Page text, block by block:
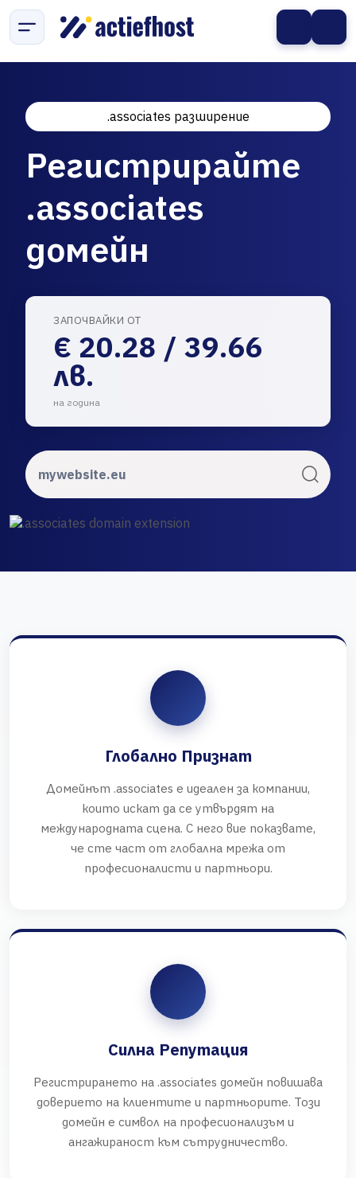
.associates разширение
Регистрирайте
.associates
домейн
ЗАПОЧВАЙКИ ОТ
€ 20.28 / 39.66
лв.
на година
Глобално Признат
Домейнът .associates е идеален за компании,
които искат да се утвърдят на
международната сцена. С него вие показвате,
че сте част от глобална мрежа от
професионалисти и партньори.
Силна Репутация
Регистрирането на .associates домейн повишава
доверието на клиентите и партньорите. Този
домейн е символ на професионализъм и
ангажираност към сътрудничество.